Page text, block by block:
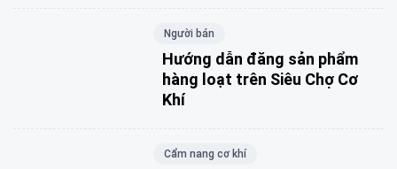
Người bán
Hướng dẫn đăng sản phẩm
hàng loạt trên Siêu Chợ Cơ
Khí
Cẩm nang cơ khí